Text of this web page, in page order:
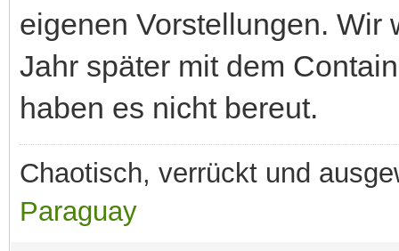
eigenen Vorstellungen. Wir
Jahr später mit dem
haben es nicht bereut.
Chaotisch, verrückt und
Paraguay